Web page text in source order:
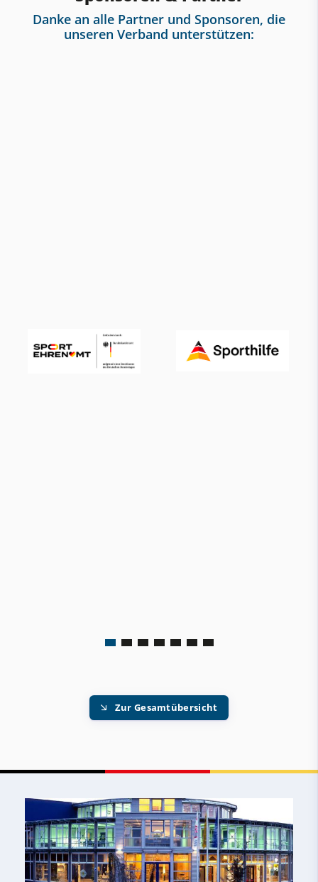
Danke an alle Partner und Sponsoren, die
unseren Verband unterstützen:
Zur Gesamtübersicht